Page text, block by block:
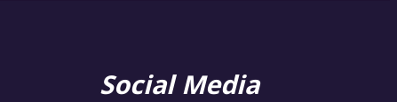
Social Media